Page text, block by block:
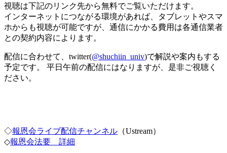
視聴は下記のリンク先から無料でご覧いただけます。
インターネットにつながる環境があれば、タブレットやスマ
ホからも視聴が可能ですが、通信にかかる費用は各通信業者
との契約内容によります。
配信に合わせて、twitter(@shuchiin_univ)で解説や案内もする
予定です。 平日午前の配信にはなりますが、是非ご視聴く
ださい。
◇報恩会ライブ配信チャンネル （Ustream）
◇報恩会法要 詳細